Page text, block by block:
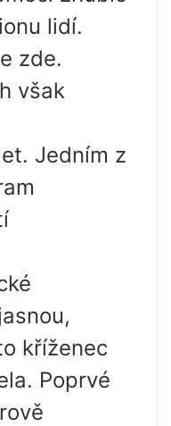
lidí.
zde.
však
Jedním z
kříženec
Poprvé